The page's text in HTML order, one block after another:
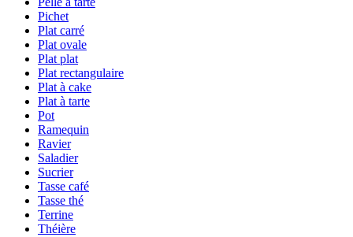
Pichet
Plat carré
Plat ovale
Plat plat
Plat rectangulaire
Plat à cake
Plat à tarte
Pot
Ramequin
Ravier
Saladier
Sucrier
Tasse café
Tasse thé
Terrine
Théière